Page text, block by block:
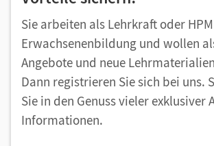
Sie arbeiten als Lehrkraft oder
Erwachsenenbildung und wollen
Angebote und neue
Dann registrieren Sie sich bei uns.
Sie in den Genuss vieler exklusiver
Informationen.